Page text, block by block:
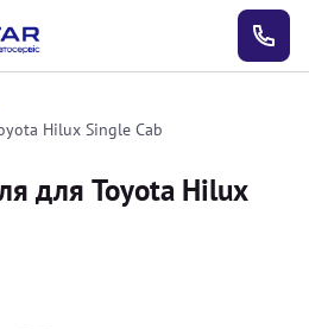
Hilux Single Cab
для Toyota Hilux